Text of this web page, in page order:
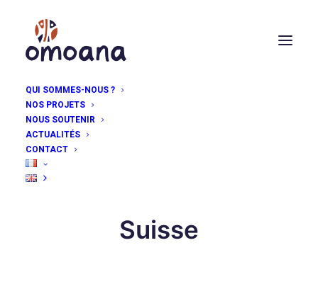
QUI SOMMES-NOUS ?
NOS PROJETS
NOUS SOUTENIR
ACTUALITÉS
CONTACT
Suisse